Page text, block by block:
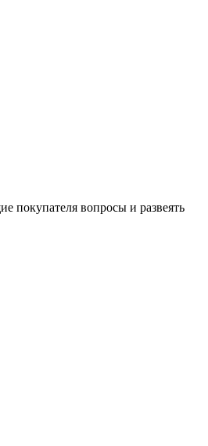
покупателя вопросы и развеять